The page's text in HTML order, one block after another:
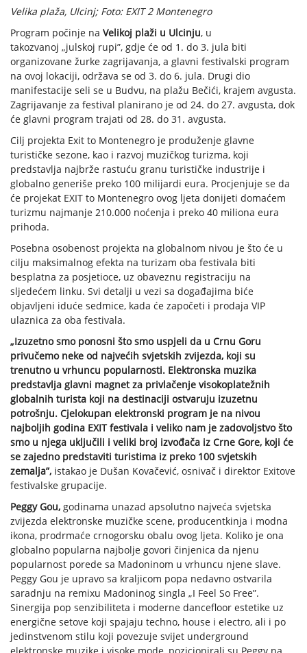
Velika plaža, Ulcinj; Foto: EXIT 2 Montenegro
Program počinje na Velikoj plaži u Ulcinju, u
takozvanoj „julskoj rupi”, gdje će od 1. do 3. jula biti
organizovane žurke zagrijavanja, a glavni festivalski program
na ovoj lokaciji, održava se od 3. do 6. jula. Drugi dio
manifestacije seli se u Budvu, na plažu Bečići, krajem avgusta.
Zagrijavanje za festival planirano je od 24. do 27. avgusta, dok
će glavni program trajati od 28. do 31. avgusta.
Cilj projekta Exit to Montenegro je produženje glavne
turističke sezone, kao i razvoj muzičkog turizma, koji
predstavlja najbrže rastuću granu turističke industrije i
globalno generiše preko 100 milijardi eura. Procjenjuje se da
će projekat EXIT to Montenegro ovog ljeta donijeti domaćem
turizmu najmanje 210.000 noćenja i preko 40 miliona eura
prihoda.
Posebna osobenost projekta na globalnom nivou je što će u
cilju maksimalnog efekta na turizam oba festivala biti
besplatna za posjetioce, uz obaveznu registraciju na
sljedećem linku. Svi detalji u vezi sa događajima biće
objavljeni iduće sedmice, kada će započeti i prodaja VIP
ulaznica za oba festivala.
„Izuzetno smo ponosni što smo uspjeli da u Crnu Goru
privučemo neke od najvećih svjetskih zvijezda, koji su
trenutno u vrhuncu popularnosti. Elektronska muzika
predstavlja glavni magnet za privlačenje visokoplatežnih
globalnih turista koji na destinaciji ostvaruju izuzetnu
potrošnju. Cjelokupan elektronski program je na nivou
najboljih godina EXIT festivala i veliko nam je zadovoljstvo što
smo u njega uključili i veliki broj izvođača iz Crne Gore, koji će
se zajedno predstaviti turistima iz preko 100 svjetskih
zemalja”, istakao je Dušan Kovačević, osnivač i direktor Exitove
festivalske grupacije.
Peggy Gou, godinama unazad apsolutno najveća svjetska
zvijezda elektronske muzičke scene, producentkinja i modna
ikona, prodrmaće crnogorsku obalu ovog ljeta. Koliko je ona
globalno popularna najbolje govori činjenica da njenu
popularnost porede sa Madoninom u vrhuncu njene slave.
Peggy Gou je upravo sa kraljicom popa nedavno ostvarila
saradnju na remixu Madoninog singla „I Feel So Free”.
Sinergija pop senzibiliteta i moderne dancefloor estetike uz
energične setove koji spajaju techno, house i electro, ali i po
jedinstvenom stilu koji povezuje svijet underground